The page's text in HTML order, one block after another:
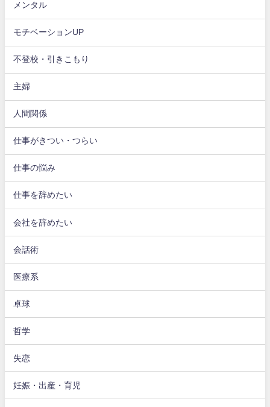
メンタル
モチベーションUP
不登校・引きこもり
主婦
人間関係
仕事がきつい・つらい
仕事の悩み
仕事を辞めたい
会社を辞めたい
会話術
医療系
卓球
哲学
失恋
妊娠・出産・育児